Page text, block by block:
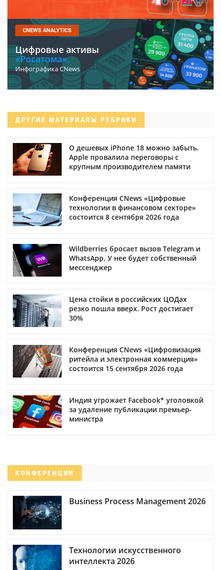
CNEWS ANALYTICS
Цифровые активы
«Росатома».
Инфографика CNews
ДРУГИЕ МАТЕРИАЛЫ РУБРИКИ
О дешевых iPhone 18 можно забыть.
Apple провалила переговоры с
крупным производителем памяти
Конференция CNews «Цифровые
технологии в финансовом секторе»
состоится 8 сентября 2026 года
Wildberries бросает вызов Telegram и
WhatsApp. У нее будет собственный
мессенджер
Цена стойки в российских ЦОДах
резко пошла вверх. Рост достигает
30%
Конференция CNews «Цифровизация
ритейла и электронная коммерция»
состоится 15 сентября 2026 года
Индия угрожает Facebook* уголовкой
за удаление публикации премьер-
министра
КОНФЕРЕНЦИИ
Business Process Management 2026
Технологии искусственного
интеллекта 2026